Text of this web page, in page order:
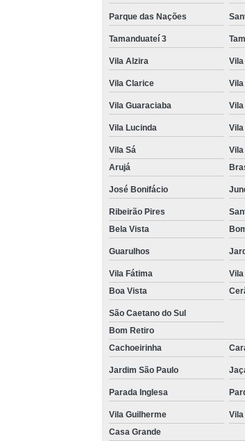
Parque das Nações
Tamanduateí 3
Vila Alzira
Vila Clarice
Vila Guaraciaba
Vila Lucinda
Vila Sá Vila
Arujá
José Bonifácio
Ribeirão Pires
Bela Vista
Guarulhos
Vila Fátima
Boa Vista
São Caetano do Sul
Bom Retiro
Cachoeirinha
Jardim São Paulo
Parada Inglesa
Vila Guilherme
Casa Grande